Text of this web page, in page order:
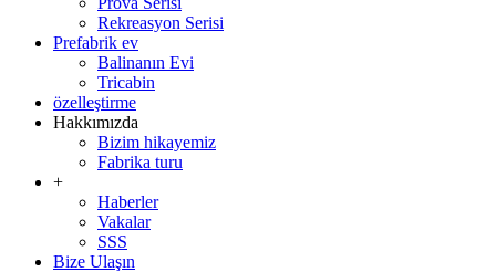
Rekreasyon Serisi
Prefabrik ev
Balinanın Evi
Tricabin
özelleştirme
Hakkımızda
Bizim hikayemiz
Fabrika turu
+
Haberler
Vakalar
SSS
Bize Ulaşın